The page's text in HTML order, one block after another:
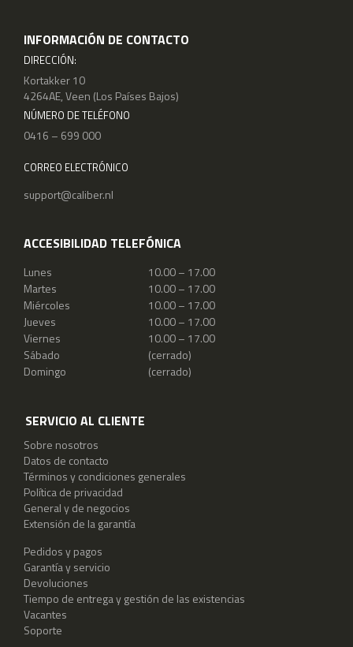
INFORMACIÓN DE CONTACTO
DIRECCIÓN:
Kortakker 10
4264AE, Veen (Los Países Bajos)
NÚMERO DE TELÉFONO
0416 – 699 000
CORREO ELECTRÓNICO
support@caliber.nl
ACCESIBILIDAD TELEFÓNICA
Lunes
10.00 – 17.00
Martes
10.00 – 17.00
Miércoles
10.00 – 17.00
Jueves
10.00 – 17.00
Viernes
10.00 – 17.00
Sábado
(cerrado)
Domingo
(cerrado)
SERVICIO AL CLIENTE
Sobre nosotros
Datos de contacto
Términos y condiciones generales
Política de privacidad
General y de negocios
Extensión de la garantía
Pedidos y pagos
Garantía y servicio
Devoluciones
Tiempo de entrega y gestión de las existencias
Vacantes
Soporte